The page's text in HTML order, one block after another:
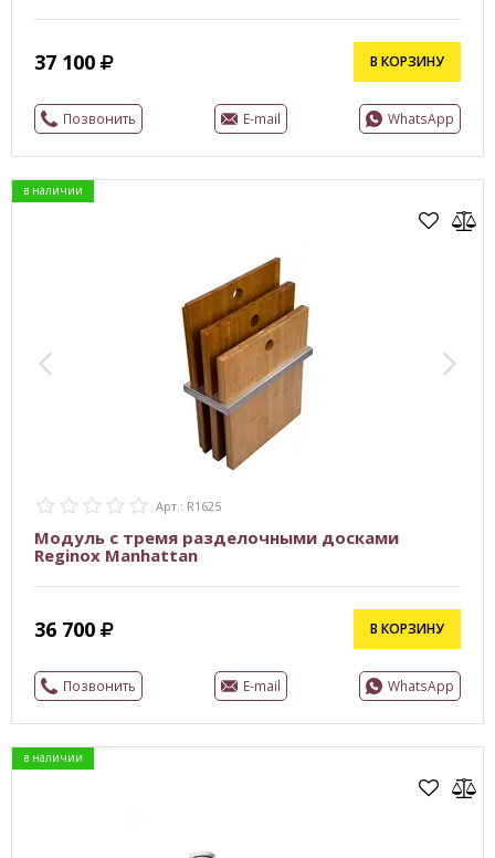
37 100 В КОРЗИНУ
Позвонить E-mail WhatsApp
в наличии
Арт.: R1625
Модуль с тремя разделочными досками
Reginox Manhattan
36 700 В КОРЗИНУ
Позвонить E-mail WhatsApp
в наличии